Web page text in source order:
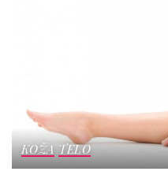
KOŽA TELO